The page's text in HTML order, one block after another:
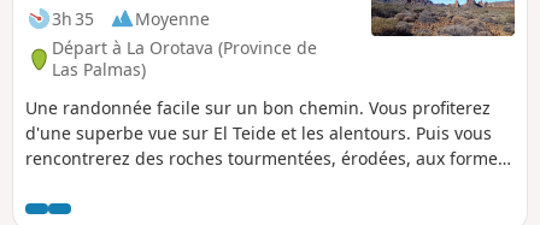
3h 35
Moyenne
Départ à La Orotava (Province de
Las Palmas)
Une randonnée facile sur un bon chemin. Vous profiterez
d'une superbe vue sur El Teide et les alentours. Puis vous
rencontrerez des roches tourmentées, érodées, aux formes
(alt. 2717 m), la plus haute de l'immense caldeira. Vous